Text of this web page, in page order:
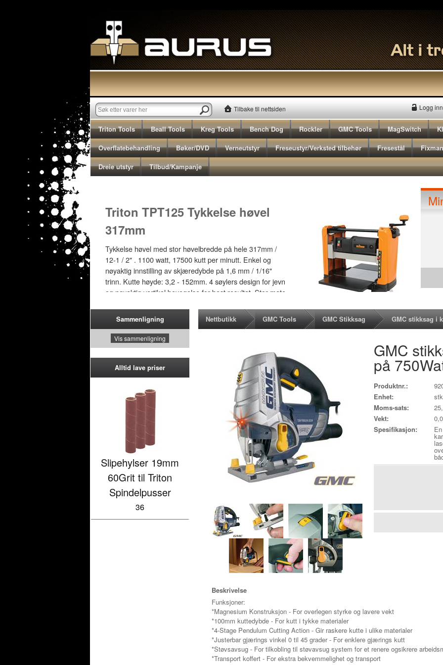
Tilbake til nettsiden Logg inn
Triton Tools Beall Tools Kreg Tools Bench Dog Rockler GMC Tools MagSwitch
Overflatebehandling
Bøker/DVD Verneutstyr Freseustyr/Verksted tilbehør Fresestål Fixman
Dreie utstyr
Tilbud/Kampanje
Triton TPT125 Tykkelse høvel
317mm
Tykkelse høvel med stor høvelbredde på hele 317mm /
12-1 / 2" . 1100 watt, 17500 kutt per minutt. Enkel og
nøyaktig innstilling av skjæredybde på 1,6 mm / 1/16"
trinn. Kutte høyde: 3,2 - 152mm. 4 søylers design for jevn
og nøyaktig vertikal bevegelse for best resultat. Stor mate
for elektrisk sikkerhet. Spon tilkobling for effektiv
sponutkast.
NOK 3995
Sammenligning
Vis sammenligning
Alltid lave priser
Slipehylser 19mm
60Grit til Triton
Spindelpusser
36
Nettbutikk GMC Tools GMC Stikksag GMC stikksag i
GMC
på
Produktnr.:
Enhet:
stk
Moms-sats:
Vekt:
Spesifikasjon:
Beskrivelse
Funksjoner:
*Magnesium Konstruksjon - For overlegen styrke og lavere vekt
*100mm kuttedybde - For kutt i tykke materialer
*4-Stage Pendulum Cutting Action - Gir raskere kutte i ulike materialer
*Justerbar gjærings vinkel 0 til 45 grader - For enklere gjærings kutt
*Støvsavsug - For tilkobling til støvavsug system for et renere ogsikrere
*Transport koffert - For ekstra bekvemmelighet og transport